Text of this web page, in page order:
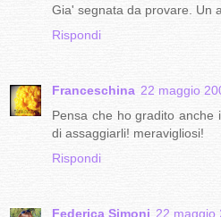
Gia' segnata da provare. Un
Rispondi
Franceschina 22 maggio
Pensa che ho gradito
di assaggiarli! meravigliosi!
Rispondi
Federica Simoni 22 maggio